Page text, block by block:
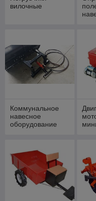
вилочные
Коммунальное
навесное
оборудование